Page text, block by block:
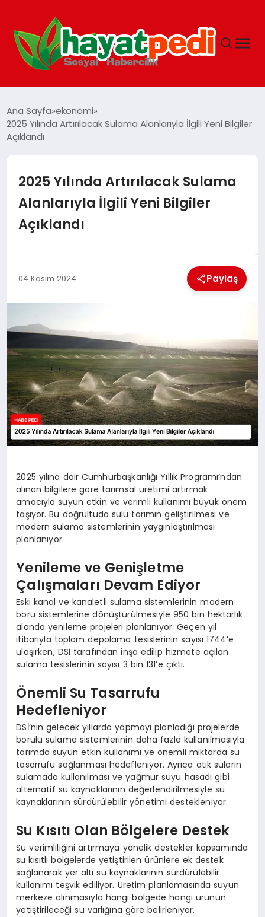
YAŞAM
GUNCEL
SAĞLIK
BESLENME
EKONOMI
TEKNOLOJI
Ana Sayfa ekonomi
2025 Yılında Artırılacak Sulama Alanlarıyla İlgili Yeni Bilgiler
Açıklandı
2025 Yılında Artırılacak Sulama
Alanlarıyla İlgili Yeni Bilgiler
Açıklandı
04 Kasım 2024 Paylaş
2025 yılına dair Cumhurbaşkanlığı Yıllık Programı’ndan
alınan bilgilere göre tarımsal üretimi artırmak
amacıyla suyun etkin ve verimli kullanımı büyük önem
taşıyor. Bu doğrultuda sulu tarımın geliştirilmesi ve
modern sulama sistemlerinin yaygınlaştırılması
planlanıyor.
Yenileme ve Genişletme
Çalışmaları Devam Ediyor
Eski kanal ve kanaletli sulama sistemlerinin modern
boru sistemlerine dönüştürülmesiyle 950 bin hektarlık
alanda yenileme projeleri planlanıyor. Geçen yıl
itibarıyla toplam depolama tesislerinin sayısı 1744’e
ulaşırken, DSİ tarafından inşa edilip hizmete açılan
sulama tesislerinin sayısı 3 bin 131’e çıktı.
Önemli Su Tasarrufu
Hedefleniyor
DSİ’nin gelecek yıllarda yapmayı planladığı projelerde
borulu sulama sistemlerinin daha fazla kullanılmasıyla
tarımda suyun etkin kullanımı ve önemli miktarda su
tasarrufu sağlanması hedefleniyor. Ayrıca atık suların
sulamada kullanılması ve yağmur suyu hasadı gibi
alternatif su kaynaklarının değerlendirilmesiyle su
kaynaklarının sürdürülebilir yönetimi destekleniyor.
Su Kısıtı Olan Bölgelere Destek
Su verimliliğini artırmaya yönelik destekler kapsamında
su kısıtlı bölgelerde yetiştirilen ürünlere ek destek
sağlanarak yer altı su kaynaklarının sürdürülebilir
kullanımı teşvik ediliyor. Üretim planlamasında suyun
merkeze alınmasıyla hangi bölgede hangi ürünün
yetiştirileceği su varlığına göre belirleniyor.